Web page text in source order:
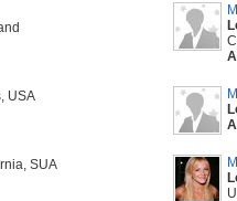
USA
SUA